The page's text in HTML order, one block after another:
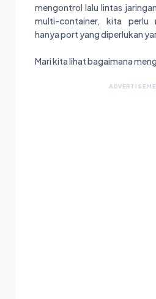
mengontrol lalu lintas
multi-container, kita perlu
hanya port yang diperlukan
Mari kita lihat bagaimana